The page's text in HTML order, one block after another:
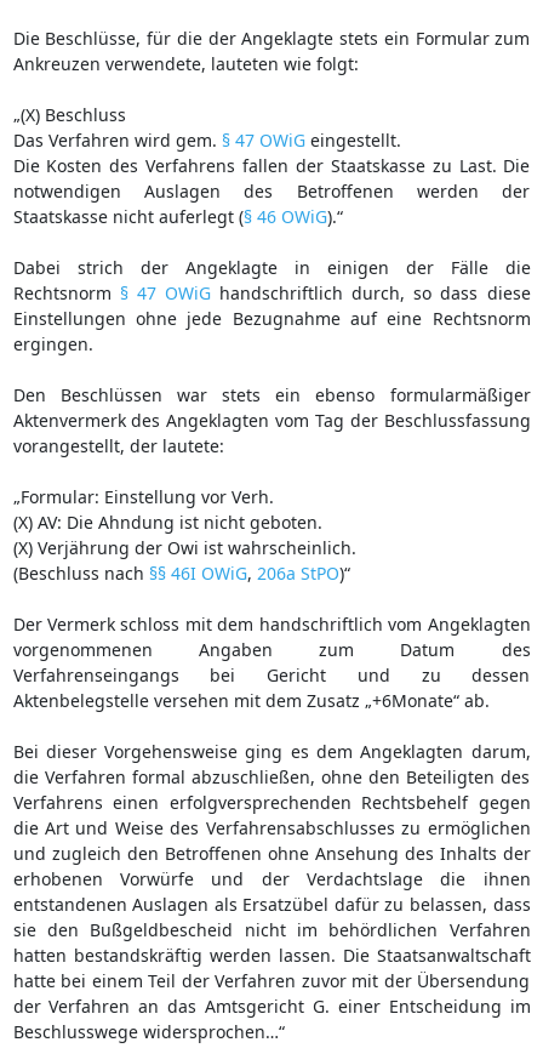
Die Beschlüsse, für die der Angeklagte stets ein Formular zum
Ankreuzen verwendete, lauteten wie folgt:
„(X) Beschluss
Das Verfahren wird gem. § 47 OWiGeingestellt.
Die Kosten des Verfahrens fallen der Staatskasse zu Last. Die
notwendigen Auslagen des Betroffenen werden der
Staatskasse nicht auferlegt (§ 46 OWiG).“
Dabei strich der Angeklagte in einigen der Fälle die
Rechtsnorm § 47 OWiGhandschriftlich durch, so dass diese
Einstellungen ohne jede Bezugnahme auf eine Rechtsnorm
ergingen.
Den Beschlüssen war stets ein ebenso formularmäßiger
Aktenvermerk des Angeklagten vom Tag der Beschlussfassung
vorangestellt, der lautete:
„Formular: Einstellung vor Verh.
(X) AV: Die Ahndung ist nicht geboten.
(X) Verjährung der Owi ist wahrscheinlich.
(Beschluss nach §§ 46I OWiG, 206a StPO)“
Der Vermerk schloss mit dem handschriftlich vom Angeklagten
vorgenommenen Angaben zum Datum des
Verfahrenseingangs bei Gericht und zu dessen
Aktenbelegstelle versehen mit dem Zusatz „+6Monate“ ab.
Bei dieser Vorgehensweise ging es dem Angeklagten darum,
die Verfahren formal abzuschließen, ohne den Beteiligten des
Verfahrens einen erfolgversprechenden Rechtsbehelf gegen
die Art und Weise des Verfahrensabschlusses zu ermöglichen
und zugleich den Betroffenen ohne Ansehung des Inhalts der
erhobenen Vorwürfe und der Verdachtslage die ihnen
entstandenen Auslagen als Ersatzübel dafür zu belassen, dass
sie den Bußgeldbescheid nicht im behördlichen Verfahren
hatten bestandskräftig werden lassen. Die Staatsanwaltschaft
hatte bei einem Teil der Verfahren zuvor mit der Übersendung
der Verfahren an das Amtsgericht G. einer Entscheidung im
Beschlusswege widersprochen…“